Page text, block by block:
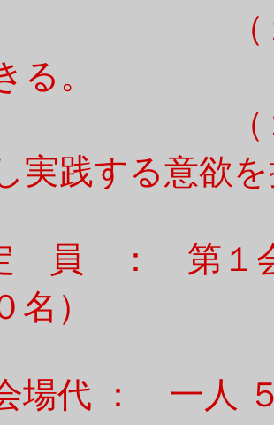
）アダム
る。
）「生命
実践する意欲
： 第１会議
名）
代 ： 一人 ５